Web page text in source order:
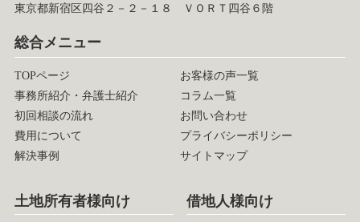
東京都新宿区四谷２－２－１８ ＶＯＲＴ四谷６階
総合メニュー
TOPページ
事務所紹介・弁護士紹介
初回相談の流れ
費用について
解決事例
お客様の声一覧
コラム一覧
お問い合わせ
プライバシーポリシー
サイトマップ
土地所有者様向け 借地人様向け